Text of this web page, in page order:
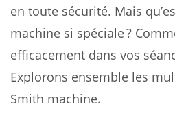
en toute sécurité. Mais
machine si spéciale ?
efficacement dans vos
Explorons ensemble les
Smith machine.